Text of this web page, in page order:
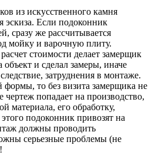
из искусственного камня
эскиза. Если подоконник
сразу же рассчитывается
мойку и варочную плиту.
стоимости делает замерщик
объект и сделал замеры, иначе
затруднения в монтаже.
то без визита замерщика не
чертеж попадает на производство,
материала, его обработку,
подоконник привозят на
должны проводить
серьезные проблемы (не